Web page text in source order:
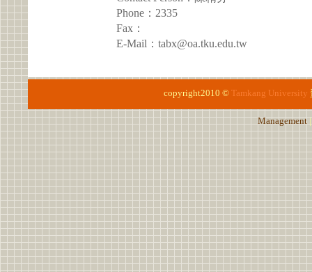
Phone：2335
Fax：
E-Mail：tabx@oa.tku.edu.tw
copyright2010 © Tamkang University
Management